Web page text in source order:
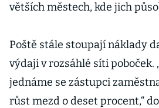
větších městech, kde jich
Poště stále stoupají náklady
výdaji v rozsáhlé síti poboček.
jednáme se zástupci
růst mezd o deset procent,“